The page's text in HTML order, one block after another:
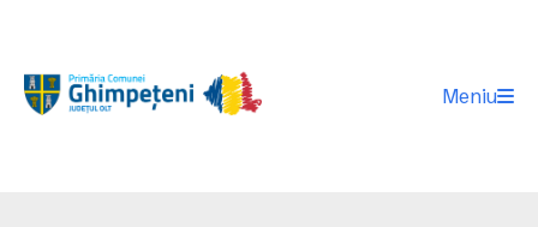
Meniu